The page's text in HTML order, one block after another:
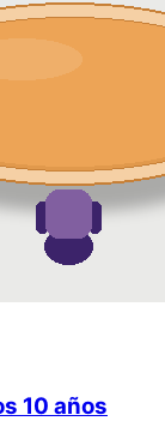
10 años